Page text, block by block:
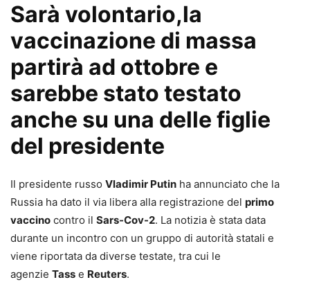
Sarà volontario,la
vaccinazione di massa
partirà ad ottobre e
sarebbe stato testato
anche su una delle figlie
del presidente
Il presidente russo Vladimir Putin ha annunciato che la
Russia ha dato il via libera alla registrazione del primo
vaccino contro il Sars-Cov-2. La notizia è stata data
durante un incontro con un gruppo di autorità statali e
viene riportata da diverse testate, tra cui le
agenzie Tass e Reuters.